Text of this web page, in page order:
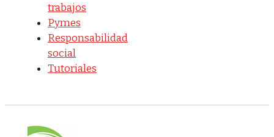
trabajos
Pymes
Responsabilidad
social
Tutoriales